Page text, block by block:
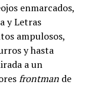
enmarcados,
y Letras
ampulosos,
y hasta
a un
frontman de